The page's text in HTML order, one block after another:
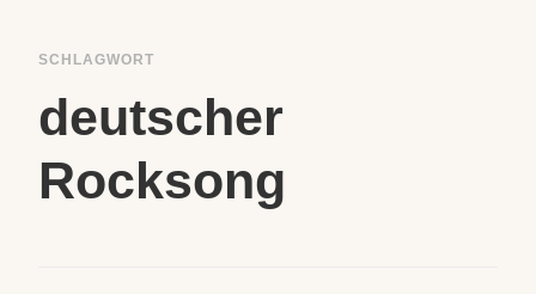
SCHLAGWORT
deutscher
Rocksong